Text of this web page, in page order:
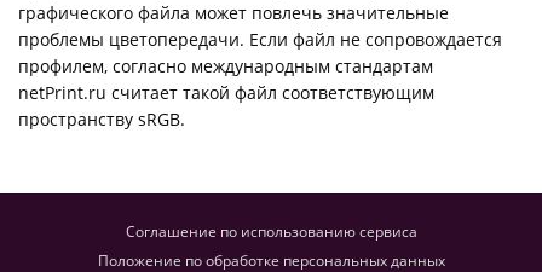
графического файла может повлечь значительные
проблемы цветопередачи. Если файл не сопровождается
профилем, согласно международным стандартам
netPrint.ru считает такой файл соответствующим
пространству sRGB.
Соглашение по использованию сервиса
Положение по обработке персональных данных